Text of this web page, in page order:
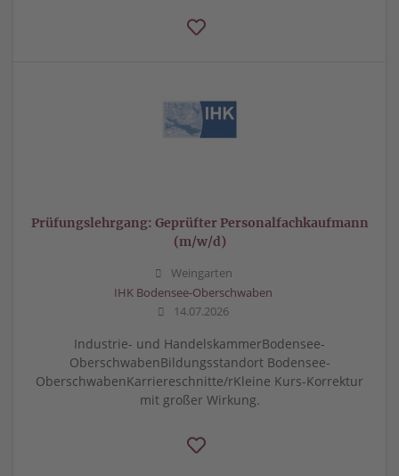
Prüfungslehrgang: Geprüfter Personalfachkaufmann
(m/w/d)
Weingarten
IHK Bodensee-Oberschwaben
14.07.2026
Industrie- und HandelskammerBodensee-
OberschwabenBildungsstandort Bodensee-
OberschwabenKarriereschnitte/rKleine Kurs-Korrektur
mit großer Wirkung.